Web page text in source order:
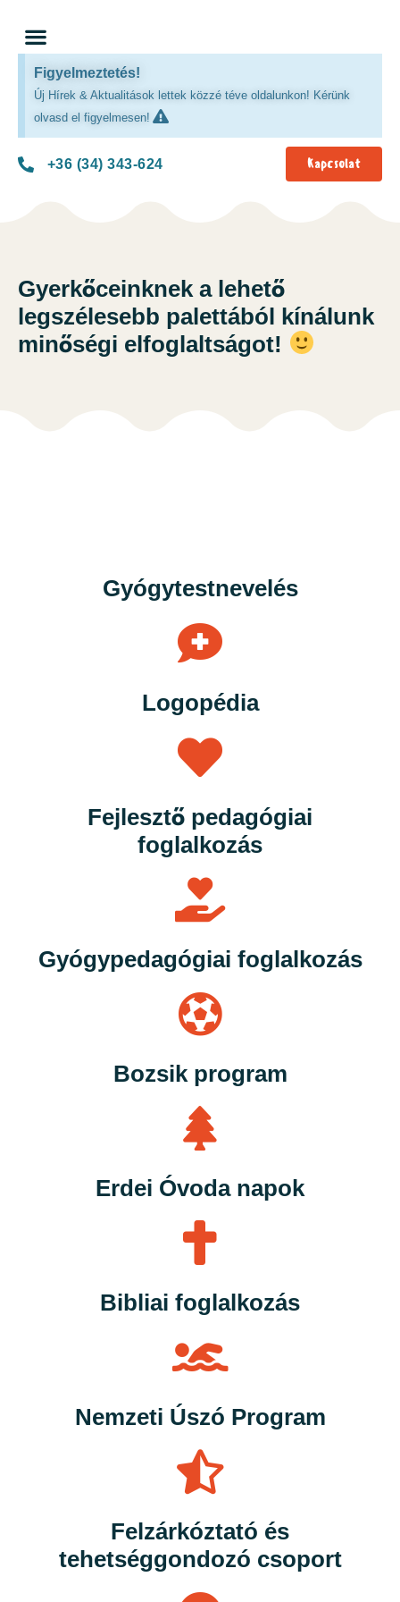
Figyelmeztetés!
Új Hírek & Aktualitások lettek közzé téve oldalunkon! Kérünk
olvasd el figyelmesen!
+36 (34) 343-624 Kapcsolat
Gyerkőceinknek a lehető
legszélesebb palettából kínálunk
minőségi elfoglaltságot!
Gyógytestnevelés​
Logopédia
Fejlesztő pedagógiai
foglalkozás
Gyógypedagógiai foglalkozás
Bozsik program
Erdei Óvoda napok
Bibliai foglalkozás
Nemzeti Úszó Program
Felzárkóztató és
tehetséggondozó csoport